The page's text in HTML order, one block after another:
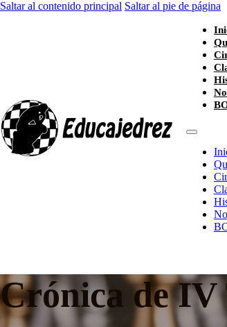
Saltar al contenido principal Saltar al pie de página
Crónica de IV